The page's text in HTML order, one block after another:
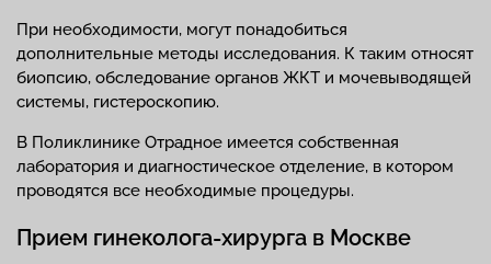
При необходимости, могут понадобиться
дополнительные методы исследования. К таким относят
биопсию, обследование органов ЖКТ и мочевыводящей
системы, гистероскопию.
В Поликлинике Отрадное имеется собственная
лаборатория и диагностическое отделение, в котором
проводятся все необходимые процедуры.
Прием гинеколога-хирурга в Москве